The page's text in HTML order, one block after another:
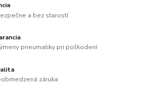
a bez starostí
pneumatiky pri poškodení
záruka